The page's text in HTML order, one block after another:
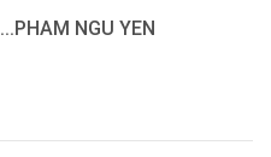
...PHAM NGU YEN